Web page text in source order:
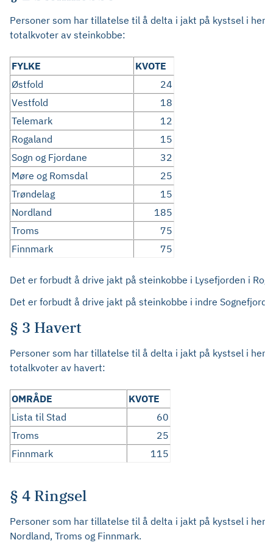
Personer som har tillatelse til å delta i jakt på kystsel i
totalkvoter av steinkobbe:
FYLKE
KVOTE
Østfold
24
Vestfold
18
Telemark
12
Rogaland
15
Sogn og Fjordane
32
Møre og Romsdal
25
Trøndelag
15
Nordland
185
Troms
75
Finnmark
75
Det er forbudt å drive jakt på steinkobbe i Lysefjorden i
Det er forbudt å drive jakt på steinkobbe i indre
§ 3 Havert
Personer som har tillatelse til å delta i jakt på kystsel i
totalkvoter av havert:
OMRÅDE
KVOTE
Lista til Stad
60
Troms
25
Finnmark
115
§ 4 Ringsel
Personer som har tillatelse til å delta i jakt på kystsel i
Nordland, Troms og Finnmark.